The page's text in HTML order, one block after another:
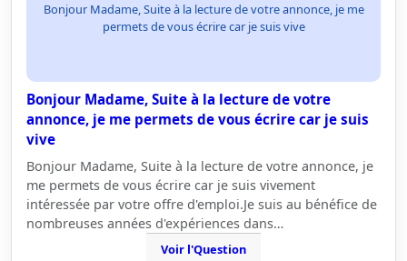
Bonjour Madame, Suite à la lecture de votre annonce, je me
permets de vous écrire car je suis vive
Bonjour Madame, Suite à la lecture de votre
annonce, je me permets de vous écrire car je suis
vive
Bonjour Madame, Suite à la lecture de votre annonce, je
me permets de vous écrire car je suis vivement
intéressée par votre offre d'emploi.Je suis au bénéfice de
nombreuses années d'expériences dans…
Voir l'Question